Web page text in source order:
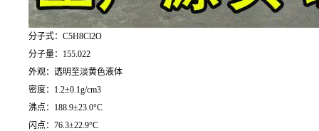
分子式：C5H8Cl2O
分子量：155.022
外观：透明至淡黄色液体
密度：1.2±0.1g/cm3
沸点：188.9±23.0°C
闪点：76.3±22.9°C